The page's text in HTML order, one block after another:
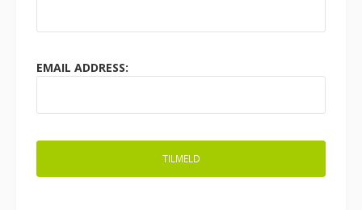
EMAIL ADDRESS: